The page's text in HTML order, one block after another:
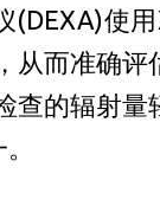
(DEXA)使
从而准确评
查的辐射量